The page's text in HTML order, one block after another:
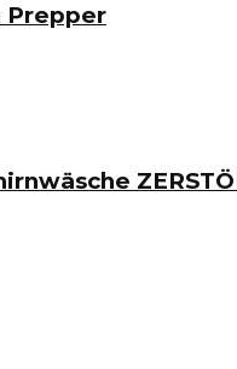
Prepper